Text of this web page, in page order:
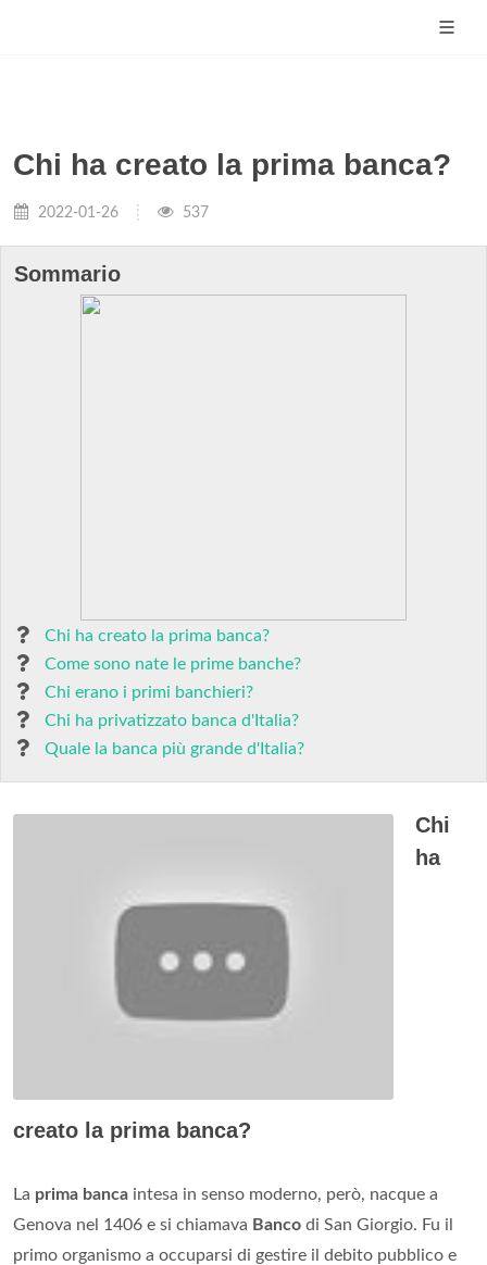
Chi ha creato la prima banca?
2022-01-26 537
Sommario
Chi ha creato la prima banca?
Come sono nate le prime banche?
Chi erano i primi banchieri?
Chi ha privatizzato banca d'Italia?
Quale la banca più grande d'Italia?
Chi
ha
creato la prima banca?
La prima banca intesa in senso moderno, però, nacque a
Genova nel 1406 e si chiamava Banco di San Giorgio. Fu il
primo organismo a occuparsi di gestire il debito pubblico e